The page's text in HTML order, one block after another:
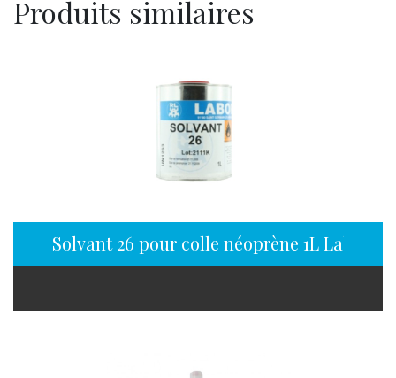
Produits similaires
Solvant 26 pour colle néoprène 1L Labord